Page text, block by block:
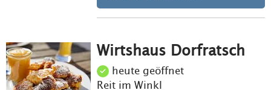
Wirtshaus Dorfratsch
heute geöffnet
Reit im Winkl